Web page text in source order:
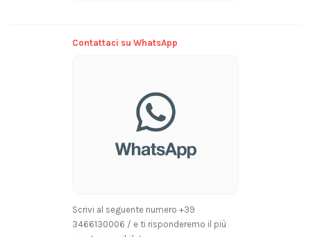
Contattaci su WhatsApp
Scrivi al seguente numero +39
3466130006 / e ti risponderemo il più